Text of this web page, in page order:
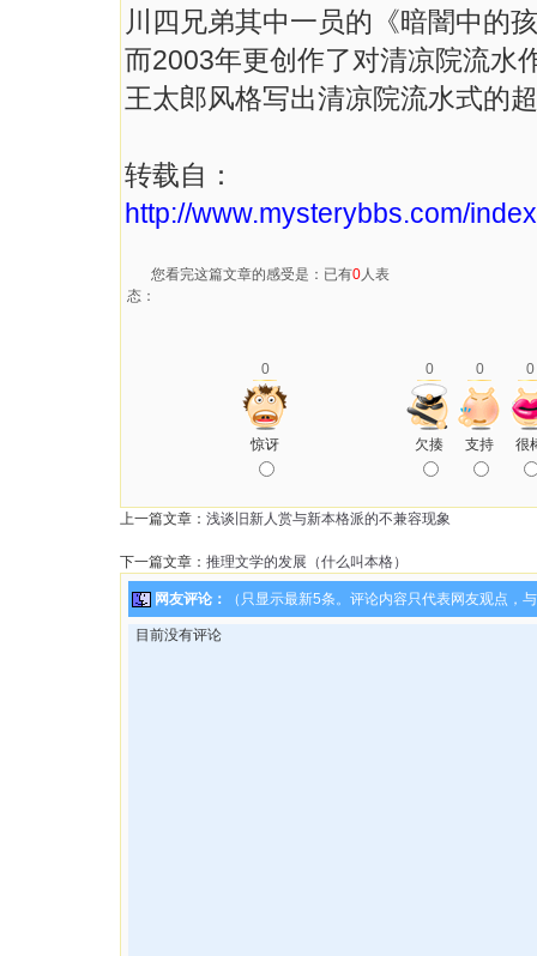
川四兄弟其中一员的《暗闇中的
而2003年更创作了对清凉院流水
王太郎风格写出清凉院流水式的
转载自：
http://www.mysterybbs.com/
您看完这篇文章的感受是：已有0人表
态：
0 0 0 0
惊讶 欠揍 支持 很
上一篇文章： 浅谈旧新人赏与新本格派的不兼容现象
下一篇文章： 推理文学的发展（什么叫本格）
网友评论： （只显示最新5条。评论内容只代表网友观点，
目前没有评论